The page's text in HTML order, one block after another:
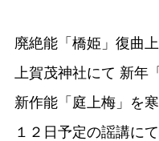
絶能「橋姫」復曲上
賀茂神社にて 新年
作能「庭上梅」を寒
１２日予定の謡講に